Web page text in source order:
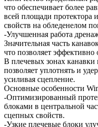
что обеспечивает более
всей площади протектора
свойств на обледенелом
-Улучшенная работа
Значительная часть
что позволяет эффективно
В плечевых зонах
позволяет уплотнять и
усиливая сцепление.
Основные особенности
-Оптимизированный
блоками в центральной
сцепных свойств.
-Узкие плечевые блоки